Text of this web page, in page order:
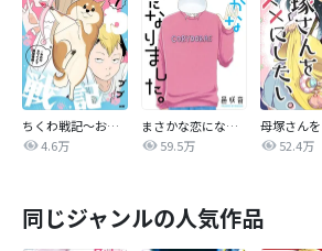
ちくわ戦記～おれのカワイイで地球侵略～
4.6万
まさかな恋になりました。
59.5万
52.4万
同じジャンルの人気作品